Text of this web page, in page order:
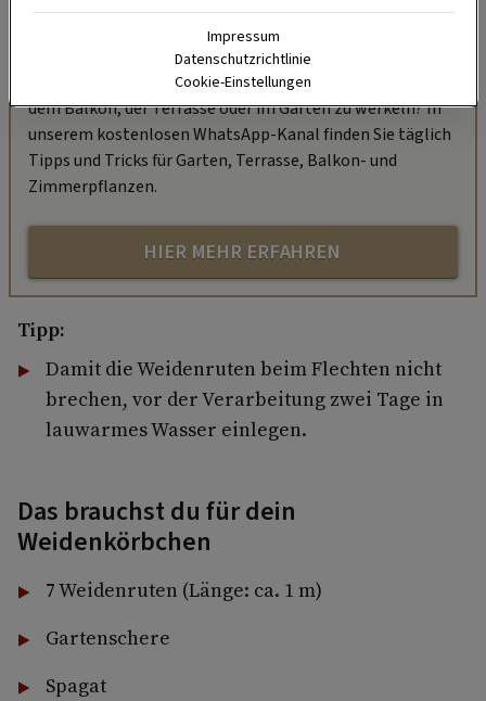
„Servus Garten“ auf WhatsApp
Nutzen Sie WhatsApp auf Ihrem Handy und lieben es, auf
dem Balkon, der Terrasse oder im Garten zu werkeln? In
unserem kostenlosen WhatsApp-Kanal finden Sie täglich
Tipps und Tricks für Garten, Terrasse, Balkon- und
Zimmerpflanzen.
HIER MEHR ERFAHREN
Tipp:
Damit die Weidenruten beim Flechten nicht
brechen, vor der Verarbeitung zwei Tage in
lauwarmes Wasser einlegen.
Das brauchst du für dein
Weidenkörbchen
7 Weidenruten (Länge: ca. 1 m)
Gartenschere
Spagat
Impressum
Datenschutzrichtlinie
Cookie-Einstellungen